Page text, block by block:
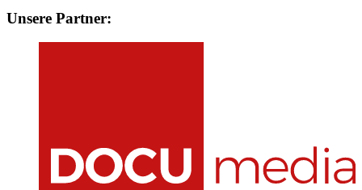
Unsere Partner: